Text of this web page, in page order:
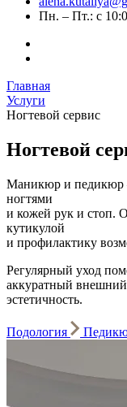
Пн. – Пт.: с
Главная
Услуги
Ногтевой сервис
Ногтевой
Маникюр и педикюр
ногтями
и кожей рук и стоп.
кутикулой
и профилактику
Регулярный уход
аккуратный
эстетичность.
Подология